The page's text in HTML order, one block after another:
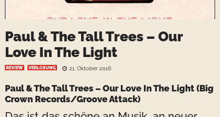
Paul & The Tall Trees – Our
Love In The Light
REVIEW VERLOSUNG 21. Oktober 2016
Paul & The Tall Trees – Our Love In The Light (Big
Crown Records/Groove Attack)